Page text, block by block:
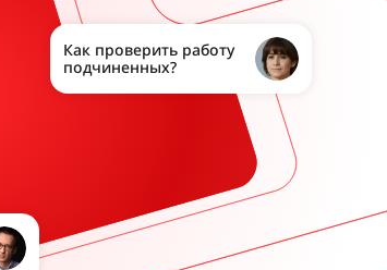
Как проверить работу
подчиненных?